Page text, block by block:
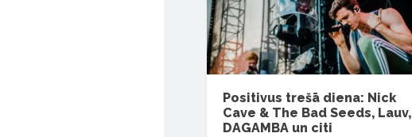
Positivus trešā diena: Nick
Cave & The Bad Seeds, Lauv,
DAGAMBA un citi